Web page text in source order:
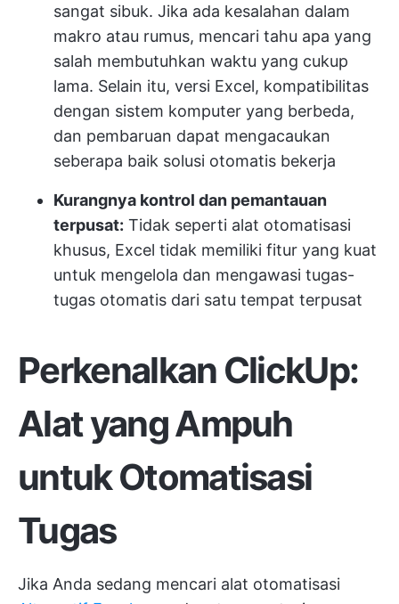
sangat sibuk. Jika ada kesalahan dalam
makro atau rumus, mencari tahu apa yang
salah membutuhkan waktu yang cukup
lama. Selain itu, versi Excel, kompatibilitas
dengan sistem komputer yang berbeda,
dan pembaruan dapat mengacaukan
seberapa baik solusi otomatis bekerja
Kurangnya kontrol dan pemantauan
terpusat: Tidak seperti alat otomatisasi
khusus, Excel tidak memiliki fitur yang kuat
untuk mengelola dan mengawasi tugas-
tugas otomatis dari satu tempat terpusat
Perkenalkan ClickUp:
Alat yang Ampuh
untuk Otomatisasi
Tugas
Jika Anda sedang mencari alat otomatisasi